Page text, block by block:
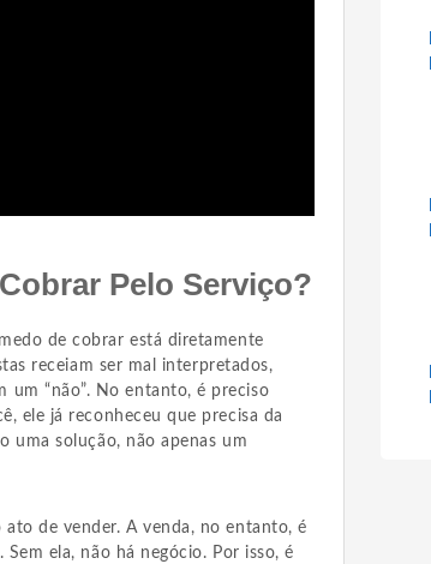
Pelo Serviço?
de cobrar está diretamente
receiam ser mal interpretados,
um “não”. No entanto, é preciso
ele já reconheceu que precisa da
uma solução, não apenas um
de vender. A venda, no entanto, é
ela, não há negócio. Por isso, é